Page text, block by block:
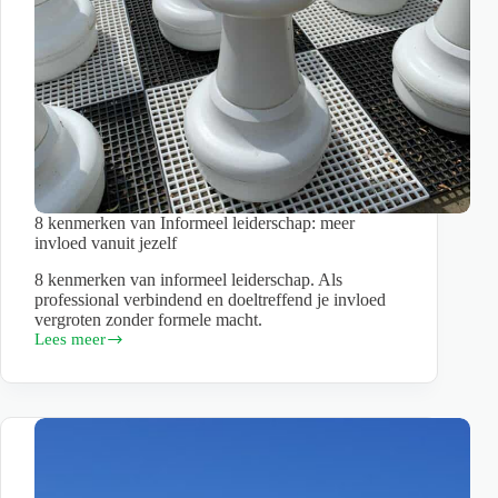
8 kenmerken van Informeel leiderschap: meer
invloed vanuit jezelf
8 kenmerken van informeel leiderschap. Als
professional verbindend en doeltreffend je invloed
vergroten zonder formele macht.
Lees meer
8
van
leiderschap: